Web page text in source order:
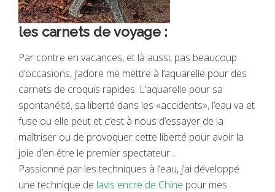
les carnets de voyage :
Par contre en vacances, et là aussi, pas beaucoup
d’occasions, j’adore me mettre à l’aquarelle pour des
carnets de croquis rapides. L’aquarelle pour sa
spontanéité, sa liberté dans les «accidents», l’eau va et
fuse ou elle peut et c’est à nous d’essayer de la
maîtriser ou de provoquer cette liberté pour avoir la
joie d’en être le premier spectateur…
Passionné par les techniques à l’eau, j’ai développé
une technique de lavis encre de Chine pour mes